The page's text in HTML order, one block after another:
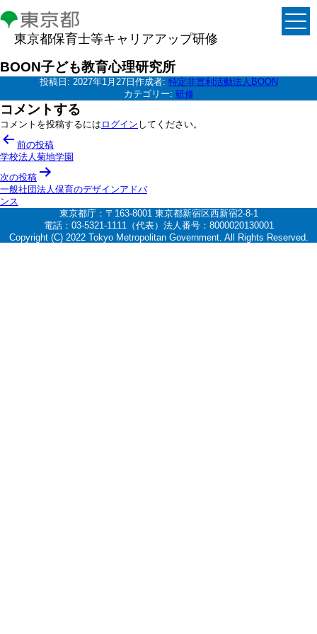
東京都保育士等キャリアアップ研修
BOON子ども教育心理研究所
投稿日: 2027年1月27日 作成者: 特定非営利活動法人BOON
カテゴリー: 研修
コメントする
コメントを投稿するには ログイン してください。
投
稿
ナ
ビ
ゲ
ー
前の投稿
学校法人菊地学園
次の投稿
一般社団法人保育のデザインアドバ
ンス
東京都庁：〒163-8001 東京都新宿区西新宿2-8-1
電話：03-5321-1111（代表）法人番号：8000020130001
Copyright (C) 2022 Tokyo Metropolitan Government. All Rights Reserved.